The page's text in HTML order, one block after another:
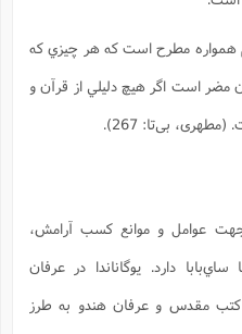
همواره مطرح است که هر چيزي که
است اگر هيچ دليلي از قرآن و
بی‌تا: 267).
عوامل و موانع کسب آرامش،
دارد. يوگاناندا در عرفان
مقدس و عرفان هندو به طرز